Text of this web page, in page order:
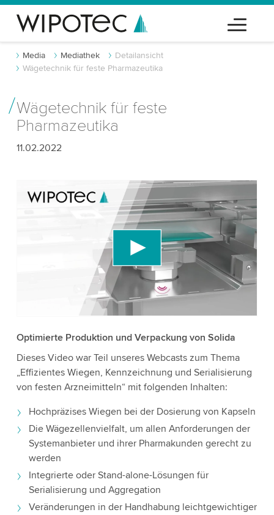
Media Mediathek
Detailansicht
Wägetechnik für feste Pharmazeutika
Wägetechnik für feste
Pharmazeutika
11.02.2022
Wir benötigen Ihre Zustimmung, um den
YouTube-Videodienst zu laden!
Wir verwenden einen Drittanbieterdienst, um
Videoinhalte einzubetten, der Daten über Ihre
Aktivitäten sammeln kann. Bitte überprüfen Sie
die Details und akzeptieren Sie den Dienst, um
dieses Video anzusehen.
Weitere Informationen
Optimierte Produktion und Verpackung von Solida
Dieses Video war Teil unseres Webcasts zum Thema
„Effizientes Wiegen, Kennzeichnung und Serialisierung
von festen Arzneimitteln“ mit folgenden Inhalten:
Hochpräzises Wiegen bei der Dosierung von Kapseln
Die Wägezellenvielfalt, um allen Anforderungen der
Systemanbieter und ihrer Pharmakunden gerecht zu
werden
Integrierte oder Stand-alone-Lösungen für
Serialisierung und Aggregation
Veränderungen in der Handhabung leichtgewichtiger